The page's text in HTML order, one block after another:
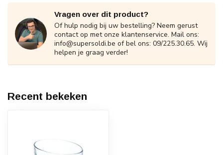
Vragen over dit product?
Of hulp nodig bij uw bestelling? Neem gerust
contact op met onze klantenservice. Mail ons:
info@supersoldi.be of bel ons: 09/225.30.65. Wij
helpen je graag verder!
Recent bekeken